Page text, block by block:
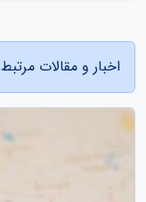
اخبار و مقالات مرتبط